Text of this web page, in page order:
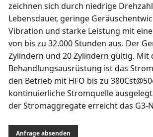
zeichnen sich durch niedrige
Lebensdauer, geringe
Vibration und starke Leistung mit
von bis zu 32.000 Stunden aus. Der
Zylindern und 20 Zylindern gültig. Mit
Behandlungsausrüstung ist das
den Betrieb mit HFO bis zu
kontinuierliche Stromquelle
der Stromaggregate erreicht das G3-
Anfrage absenden